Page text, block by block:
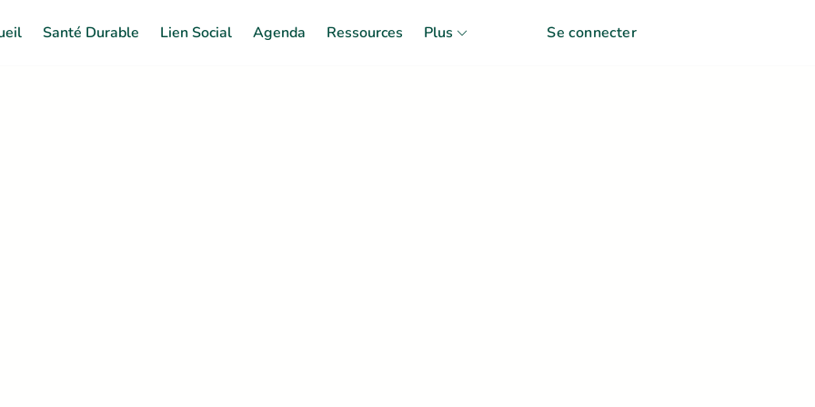
Santé Durable Lien Social Agenda Ressources Plus Se connecter